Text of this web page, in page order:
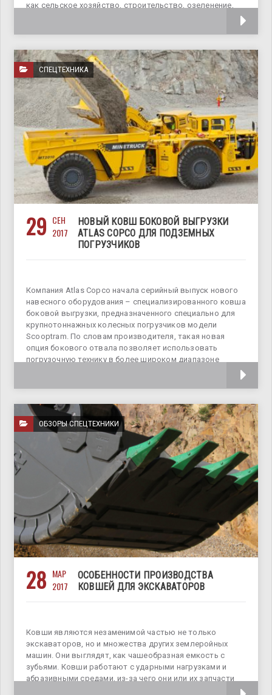
как сельское хозяйство, строительство, озеленение,
СПЕЦТЕХНИКА
29 СЕН
2017
НОВЫЙ КОВШ БОКОВОЙ ВЫГРУЗКИ
ATLAS COPCO ДЛЯ ПОДЗЕМНЫХ
ПОГРУЗЧИКОВ
Компания Atlas Copco начала серийный выпуск нового
навесного оборудования – специализированного ковша
боковой выгрузки, предназначенного специально для
крупнотоннажных колесных погрузчиков модели
Scooptram. По словам производителя, такая новая
опция бокового отвала позволяет использовать
погрузочную технику в более широком диапазоне
ОБЗОРЫ СПЕЦТЕХНИКИ
28 МАР
2017
ОСОБЕННОСТИ ПРОИЗВОДСТВА
КОВШЕЙ ДЛЯ ЭКСКАВАТОРОВ
Ковши являются незаменимой частью не только
экскаваторов, но и множества других землеройных
машин. Они выглядят, как чашеобразная емкость с
зубьями. Ковши работают с ударными нагрузками и
абразивными средами, из-за чего они или их запчасти